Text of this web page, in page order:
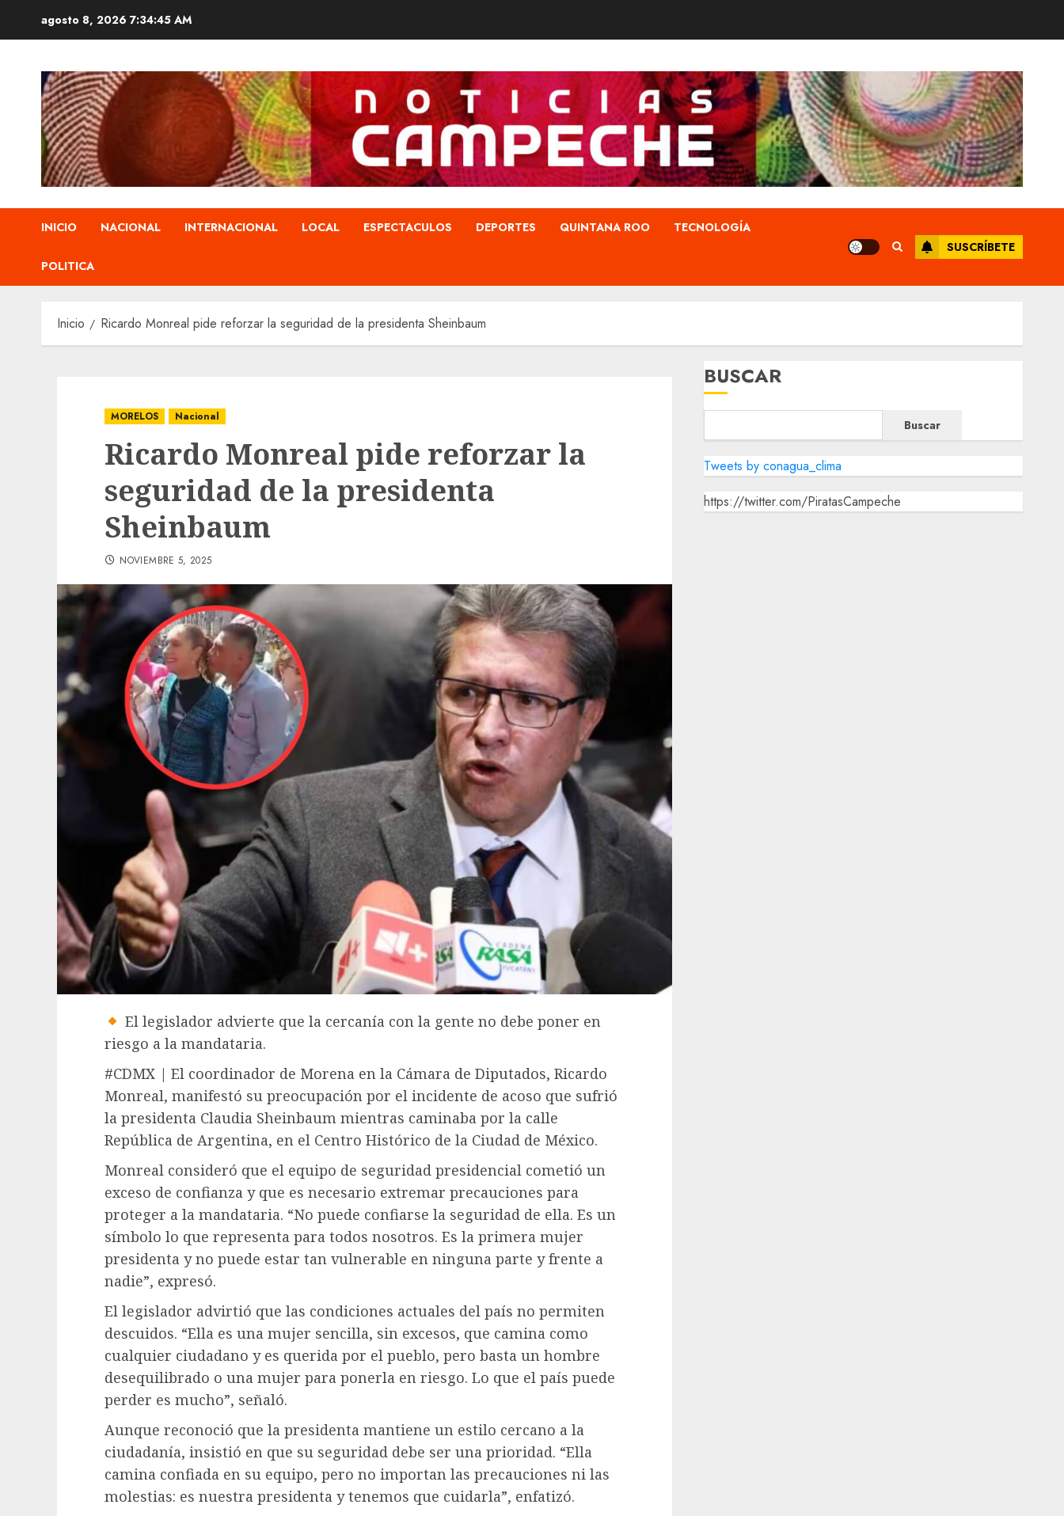
agosto 8, 2026 7:34:46 AM
INICIO NACIONAL INTERNACIONAL LOCAL ESPECTACULOS DEPORTES QUINTANA ROO TECNOLOGÍA
POLITICA
SUSCRÍBETE
Inicio Ricardo Monreal pide reforzar la seguridad de la presidenta Sheinbaum
MORELOS Nacional
Ricardo Monreal pide reforzar la
seguridad de la presidenta
Sheinbaum
NOVIEMBRE 5, 2025
El legislador advierte que la cercanía con la gente no debe poner en
riesgo a la mandataria.
#CDMX | El coordinador de Morena en la Cámara de Diputados, Ricardo
Monreal, manifestó su preocupación por el incidente de acoso que sufrió
la presidenta Claudia Sheinbaum mientras caminaba por la calle
República de Argentina, en el Centro Histórico de la Ciudad de México.
Monreal consideró que el equipo de seguridad presidencial cometió un
exceso de confianza y que es necesario extremar precauciones para
proteger a la mandataria. “No puede confiarse la seguridad de ella. Es un
símbolo lo que representa para todos nosotros. Es la primera mujer
presidenta y no puede estar tan vulnerable en ninguna parte y frente a
nadie”, expresó.
El legislador advirtió que las condiciones actuales del país no permiten
descuidos. “Ella es una mujer sencilla, sin excesos, que camina como
cualquier ciudadano y es querida por el pueblo, pero basta un hombre
desequilibrado o una mujer para ponerla en riesgo. Lo que el país puede
perder es mucho”, señaló.
Aunque reconoció que la presidenta mantiene un estilo cercano a la
ciudadanía, insistió en que su seguridad debe ser una prioridad. “Ella
camina confiada en su equipo, pero no importan las precauciones ni las
molestias: es nuestra presidenta y tenemos que cuidarla”, enfatizó.
BUSCAR
Buscar
Tweets by conagua_clima
https://twitter.com/PiratasCampeche